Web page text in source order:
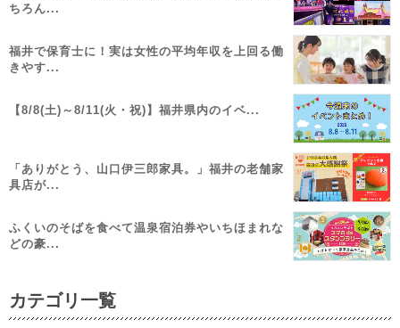
ちろん...
福井で保育士に！実は女性の平均年収を上回る働
きやす...
【8/8(土)～8/11(火・祝)】福井県内のイベ...
「ありがとう、山口伊三郎家具。」福井の老舗家
具店が...
ふくいのそばを食べて温泉宿泊券やいちほまれな
どの豪...
カテゴリ一覧